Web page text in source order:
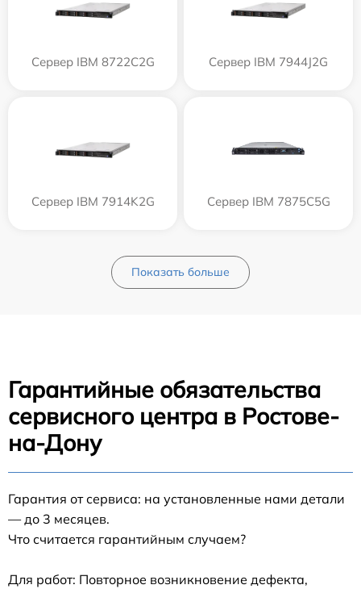
Сервер IBM 8722C2G Сервер IBM 7944J2G
Сервер IBM 7914K2G Сервер IBM 7875C5G
Показать больше
Гарантийные обязательства
сервисного центра в Ростове-
на-Дону
Гарантия от сервиса: на установленные нами детали
— до 3 месяцев.
Что считается гарантийным случаем?
Для работ: Повторное возникновение дефекта,